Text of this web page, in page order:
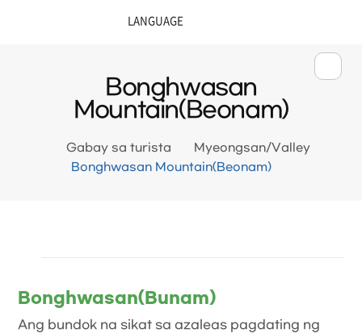
Bonghwasan
Mountain(Beonam)
Gabay sa turista
Myeongsan/Valley
Bonghwasan Mountain(Beonam)
Bonghwasan(Bunam)
Ang bundok na sikat sa azaleas pagdating ng